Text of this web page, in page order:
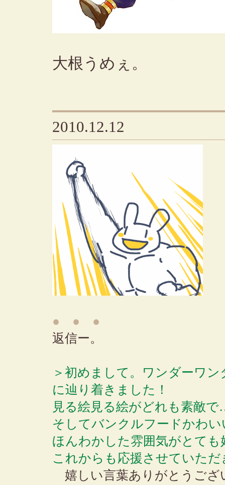
大根うめぇ。
2010.12.12
● ● ●
返信ー。
＞初めまして。ワンダーワ
に辿り着きました！
見る絵見る絵がどれも素敵
そしてバンクルフードかわ
ほんわかした雰囲気がとて
これからも応援させていただ
嬉しい言葉ありがとうご